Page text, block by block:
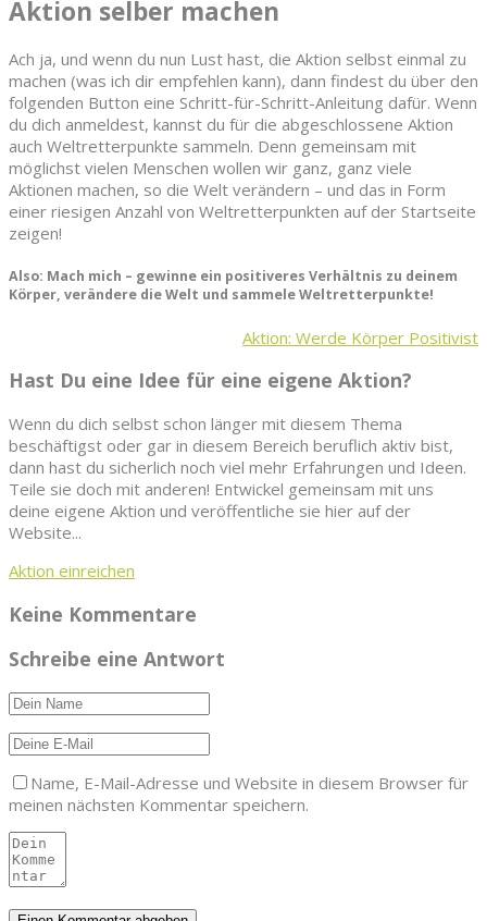
Aktion selber machen
Ach ja, und wenn du nun Lust hast, die Aktion selbst einmal zu
machen (was ich dir empfehlen kann), dann findest du über den
folgenden Button eine Schritt-für-Schritt-Anleitung dafür. Wenn
du dich anmeldest, kannst du für die abgeschlossene Aktion
auch Weltretterpunkte sammeln. Denn gemeinsam mit
möglichst vielen Menschen wollen wir ganz, ganz viele
Aktionen machen, so die Welt verändern – und das in Form
einer riesigen Anzahl von Weltretterpunkten auf der Startseite
zeigen!
Also: Mach mich – gewinne ein positiveres Verhältnis zu deinem
Körper, verändere die Welt und sammele Weltretterpunkte!
Aktion: Werde Körper Positivist
Hast Du eine Idee für eine eigene Aktion?
Wenn du dich selbst schon länger mit diesem Thema
beschäftigst oder gar in diesem Bereich beruflich aktiv bist,
dann hast du sicherlich noch viel mehr Erfahrungen und Ideen.
Teile sie doch mit anderen! Entwickel gemeinsam mit uns
deine eigene Aktion und veröffentliche sie hier auf der
Website...
Aktion einreichen
Keine Kommentare
Schreibe eine Antwort
Name, E-Mail-Adresse und Website in diesem Browser für
meinen nächsten Kommentar speichern.